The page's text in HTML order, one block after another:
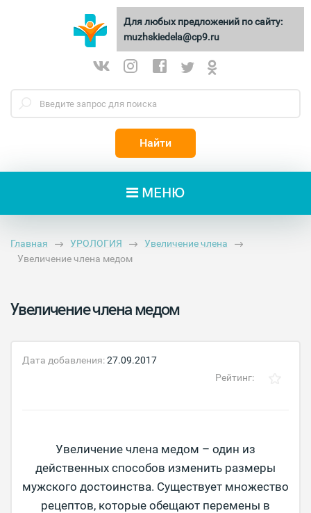
МУЖСКИЕДЕЛА
Найти
МЕНЮ
Главная УРОЛОГИЯ
Увеличение члена
Увеличение члена медом
Увеличение члена медом
Дата добавления:27.09.2017
Рейтинг:
Увеличение члена медом – один из
действенных способов изменить размеры
мужского достоинства. Существует множество
рецептов, которые обещают перемены в
Для любых предложений по сайту:
muzhskiedela@cp9.ru